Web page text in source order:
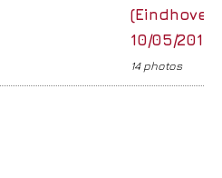
(Eindhoven)
10/05/2019
14 photos